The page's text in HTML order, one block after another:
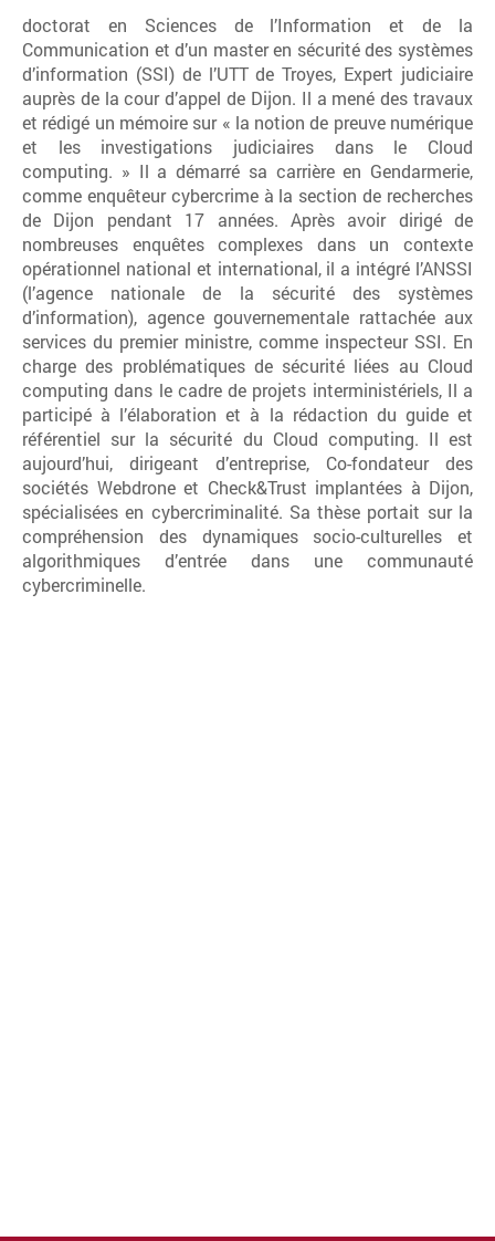
doctorat en Sciences de l’Information et de la
Communication et d’un master en sécurité des systèmes
d’information (SSI) de l’UTT de Troyes, Expert judiciaire
auprès de la cour d’appel de Dijon. Il a mené des travaux
et rédigé un mémoire sur « la notion de preuve numérique
et les investigations judiciaires dans le Cloud
computing. » Il a démarré sa carrière en Gendarmerie,
comme enquêteur cybercrime à la section de recherches
de Dijon pendant 17 années. Après avoir dirigé de
nombreuses enquêtes complexes dans un contexte
opérationnel national et international, il a intégré l’ANSSI
(l’agence nationale de la sécurité des systèmes
d’information), agence gouvernementale rattachée aux
services du premier ministre, comme inspecteur SSI. En
charge des problématiques de sécurité liées au Cloud
computing dans le cadre de projets interministériels, Il a
participé à l’élaboration et à la rédaction du guide et
référentiel sur la sécurité du Cloud computing. Il est
aujourd’hui, dirigeant d’entreprise, Co-fondateur des
sociétés Webdrone et Check&Trust implantées à Dijon,
spécialisées en cybercriminalité. Sa thèse portait sur la
compréhension des dynamiques socio-culturelles et
algorithmiques d’entrée dans une communauté
cybercriminelle.